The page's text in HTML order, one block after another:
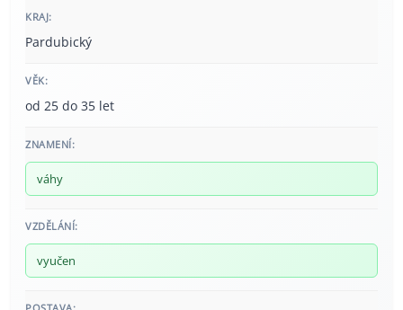
KRAJ:
Pardubický
VĚK:
od 25 do 35 let
ZNAMENÍ:
váhy
VZDĚLÁNÍ:
vyučen